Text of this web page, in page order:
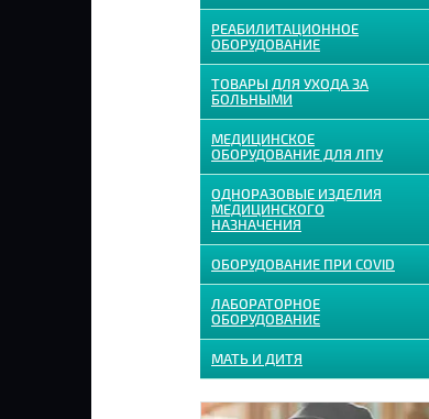
РЕАБИЛИТАЦИОННОЕ
ОБОРУДОВАНИЕ
ТОВАРЫ ДЛЯ УХОДА ЗА
БОЛЬНЫМИ
МЕДИЦИНСКОЕ
ОБОРУДОВАНИЕ ДЛЯ ЛПУ
ОДНОРАЗОВЫЕ ИЗДЕЛИЯ
МЕДИЦИНСКОГО
НАЗНАЧЕНИЯ
ОБОРУДОВАНИЕ ПРИ COVID
ЛАБОРАТОРНОЕ
ОБОРУДОВАНИЕ
МАТЬ И ДИТЯ